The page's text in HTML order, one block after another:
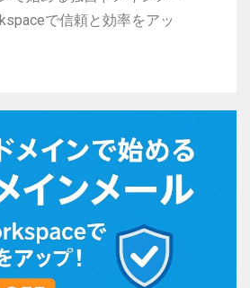
で信頼と効率をアッ